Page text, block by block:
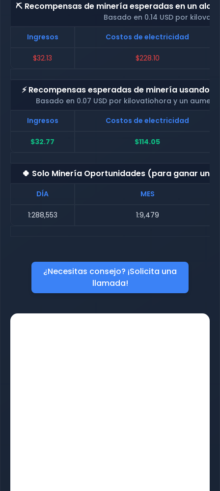
⛏️ Recompensas de minería esperadas en un
Basado en 0.14 USD por
Ingresos
Costos de electricidad
$32.13 $228.10
⚡ Recompensas esperadas de minería usando
Basado en 0.07 USD por kilovatiohora y un
Ingresos
Costos de electricidad
$32.77 $114.05
🍀 Solo Minería Oportunidades (para ganar
DÍA MES
1:288,553 1:9,479
¿Necesitas consejo? ¡Solicita una
llamada!